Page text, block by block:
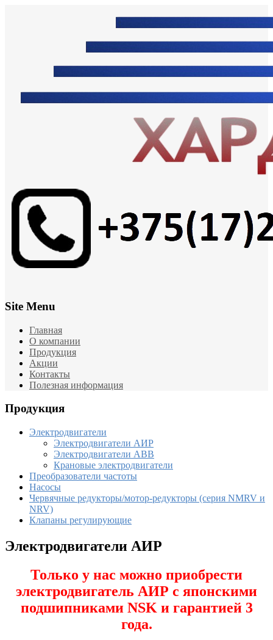
Site Menu
Главная
О компании
Продукция
Акции
Контакты
Полезная информация
Продукция
Электродвигатели
Электродвигатели АИР
Электродвигатели ABB
Крановые электродвигатели
Преобразователи частоты
Насосы
Червячные редукторы/мотор-редукторы (серия NMRV и
NRV)
Клапаны регулирующие
Электродвигатели АИР
Только у нас можно приобрести
электродвигатель АИР с японскими
подшипниками NSK и гарантией 3
года.